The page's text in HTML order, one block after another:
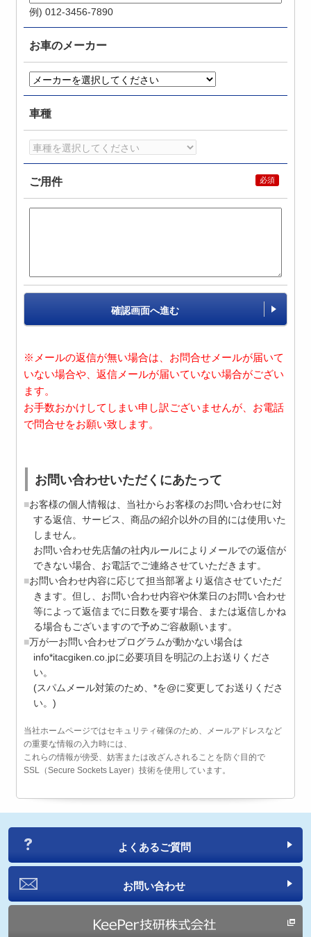
例) 012-3456-7890
お車のメーカー
車種
ご用件
確認画面へ進む
※メールの返信が無い場合は、お問合せメールが届いて
いない場合や、返信メールが届いていない場合がござい
ます。
お手数おかけしてしまい申し訳ございませんが、お電話
で問合せをお願い致します。
お問い合わせいただくにあたって
お客様の個人情報は、当社からお客様のお問い合わせに対
する返信、サービス、商品の紹介以外の目的には使用いた
しません。
お問い合わせ先店舗の社内ルールによりメールでの返信が
できない場合、お電話でご連絡させていただきます。
お問い合わせ内容に応じて担当部署より返信させていただ
きます。但し、お問い合わせ内容や休業日のお問い合わせ
等によって返信までに日数を要す場合、または返信しかね
る場合もございますので予めご容赦願います。
万が一お問い合わせプログラムが動かない場合は
info*itacgiken.co.jpに必要項目を明記の上お送りくださ
い。
(スパムメール対策のため、*を@に変更してお送りくださ
い。)
当社ホームページではセキュリティ確保のため、メールアドレスなど
の重要な情報の入力時には、
これらの情報が傍受、妨害または改ざんされることを防ぐ目的で
SSL（Secure Sockets Layer）技術を使用しています。
よくあるご質問
お問い合わせ